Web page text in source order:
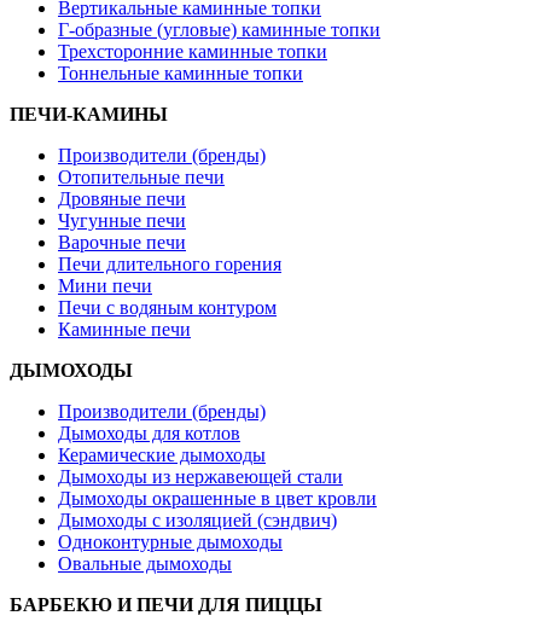
Вертикальные каминные топки
Г-образные (угловые) каминные топки
Трехсторонние каминные топки
Тоннельные каминные топки
ПЕЧИ-КАМИНЫ
Производители (бренды)
Отопительные печи
Дровяные печи
Чугунные печи
Варочные печи
Печи длительного горения
Мини печи
Печи с водяным контуром
Каминные печи
ДЫМОХОДЫ
Производители (бренды)
Дымоходы для котлов
Керамические дымоходы
Дымоходы из нержавеющей стали
Дымоходы окрашенные в цвет кровли
Дымоходы с изоляцией (сэндвич)
Одноконтурные дымоходы
Овальные дымоходы
БАРБЕКЮ И ПЕЧИ ДЛЯ ПИЦЦЫ